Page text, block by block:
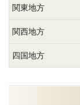
関東地方
関西地方
四国地方